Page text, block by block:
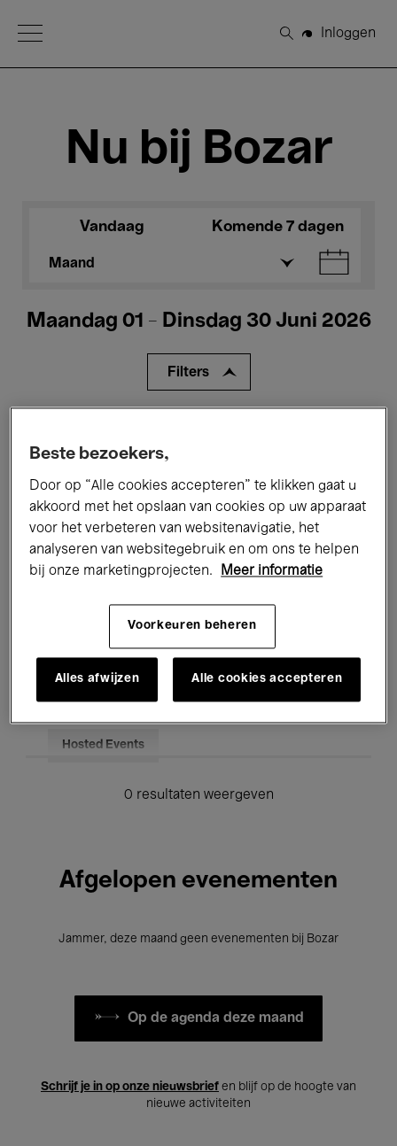
Open Menu
Zoeken
Inloggen
Nu bij Bozar
Vandaag Komende 7 dagen
Maand
Maandag 01 - Dinsdag 30 Juni 2026
Filters
Performances Lezingen & Debatten
Jazz Klassieke Muziek Global Music
Onderwijs Rondleidingen
Hosted Events
0 resultaten weergeven
Afgelopen evenementen
Jammer, deze maand geen evenementen bij Bozar
Op de agenda deze maand
Schrijf je in op onze nieuwsbrief en blijf op de hoogte van
nieuwe activiteiten
Beste bezoekers,
Door op “Alle cookies accepteren” te klikken gaat u
akkoord met het opslaan van cookies op uw apparaat
voor het verbeteren van websitenavigatie, het
analyseren van websitegebruik en om ons te helpen
bij onze marketingprojecten.
Meer informatie
Voorkeuren beheren
Alles afwijzen Alle cookies accepteren